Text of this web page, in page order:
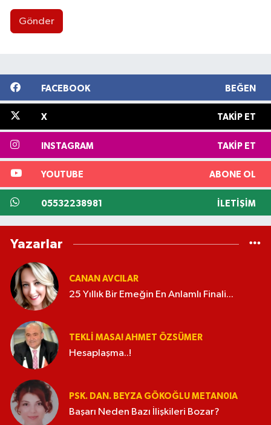
Gönder
FACEBOOK BEĞEN
X TAKIP ET
INSTAGRAM TAKIP ET
YOUTUBE ABONE OL
05532238981 İLETIŞIM
Yazarlar
CANAN AVCILAR
25 Yıllık Bir Emeğin En Anlamlı Finali...
TEKLI MASA! AHMET ÖZSÜMER
Hesaplaşma..!
PSK. DAN. BEYZA GÖKOĞLU METAN0IA
Başarı Neden Bazı İlişkileri Bozar?